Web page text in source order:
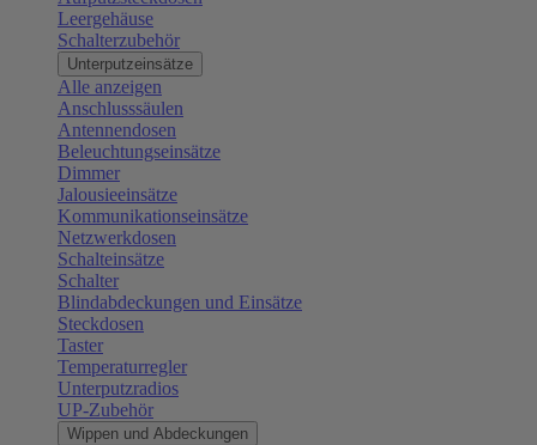
Leergehäuse
Schalterzubehör
Unterputzeinsätze
Alle anzeigen
Anschlusssäulen
Antennendosen
Beleuchtungseinsätze
Dimmer
Jalousieeinsätze
Kommunikationseinsätze
Netzwerkdosen
Schalteinsätze
Schalter
Blindabdeckungen und Einsätze
Steckdosen
Taster
Temperaturregler
Unterputzradios
UP-Zubehör
Wippen und Abdeckungen